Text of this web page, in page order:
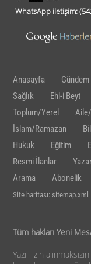
WhatsApp iletişim:
Anasayfa Gündem
Sağlık
Ehl-i Beyt
Toplum/Yerel
İslam/Ramazan
Hukuk
Eğitim
Resmi İlanlar
Arama
Abonelik
Site haritası: sitemap.xml
Tüm hakları Yeni
Yazılı izin